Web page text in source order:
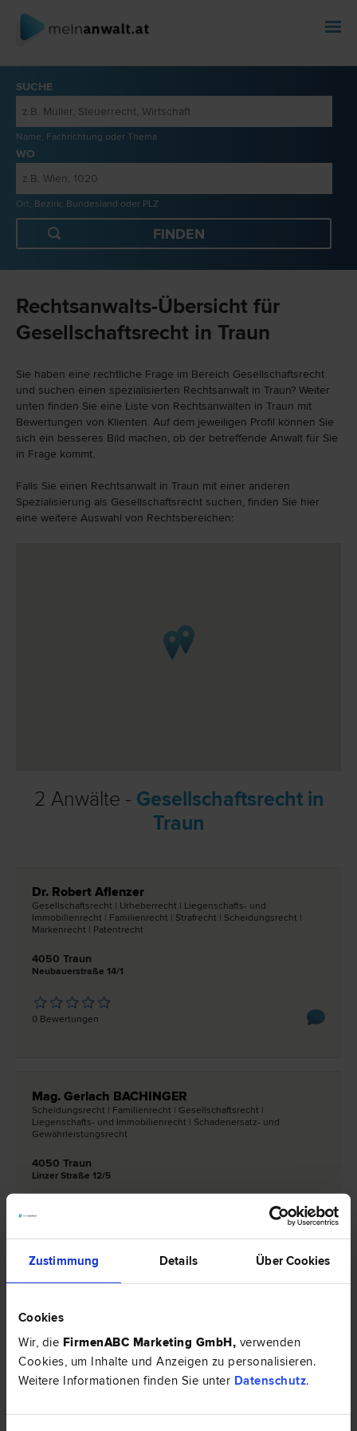
Zustimmung Details Über Cookies
Cookies
Wir, die FirmenABC Marketing GmbH, verwenden
Cookies, um Inhalte und Anzeigen zu personalisieren.
Weitere Informationen finden Sie unter Datenschutz.
SUCHE
Name, Fachrichtung oder Thema
WO
Ort, Bezirk, Bundesland oder PLZ
Rechtsanwalts-Übersicht für
Gesellschaftsrecht in Traun
Sie haben eine rechtliche Frage im Bereich Gesellschaftsrecht
und suchen einen spezialisierten Rechtsanwalt in Traun? Weiter
unten finden Sie eine Liste von Rechtsanwälten in Traun mit
Bewertungen von Klienten. Auf dem jeweiligen Profil können Sie
sich ein besseres Bild machen, ob der betreffende Anwalt für Sie
in Frage kommt.
Falls Sie einen Rechtsanwalt in Traun mit einer anderen
Spezialisierung als Gesellschaftsrecht suchen, finden Sie hier
eine weitere Auswahl von Rechtsbereichen:
2 Anwälte - Gesellschaftsrecht in
Traun
Dr. Robert Aflenzer
Gesellschafts­recht | Urheber­recht | Liegenschafts- und
Immobilien­recht | Familien­recht | Straf­recht | Scheidungs­recht |
Marken­recht | Patent­recht
4050 Traun
Neubauerstraße 14/1
0 Bewertungen
Mag. Gerlach BACHINGER
Scheidungs­recht | Familien­recht | Gesellschafts­recht |
Liegenschafts- und Immobilien­recht | Schadenersatz- und
Gewährleistungs­recht
4050 Traun
Linzer Straße 12/5
Rechtsnews & Expertentipps zum Thema
"Gesellschaftsrecht"
EXPERTENTIPP